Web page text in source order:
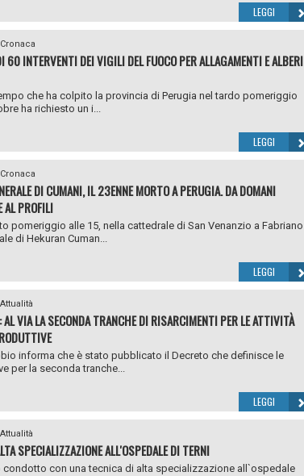
LEGGI
Cronaca
60 INTERVENTI DEI VIGILI DEL FUOCO PER ALLAGAMENTI E ALBERI
che ha colpito la provincia di Perugia nel tardo pomeriggio
ha richiesto un i...
LEGGI
Cronaca
DI CUMANI, IL 23ENNE MORTO A PERUGIA. DA DOMANI
AL PROFILI
pomeriggio alle 15, nella cattedrale di San Venanzio a Fabriano
di Hekuran Cuman...
LEGGI
Attualità
VIA LA SECONDA TRANCHE DI RISARCIMENTI PER LE ATTIVITÀ
informa che è stato pubblicato il Decreto che definisce le
per la seconda tranche...
LEGGI
Attualità
SPECIALIZZAZIONE ALL'OSPEDALE DI TERNI
condotto con una tecnica di alta specializzazione all`ospedale